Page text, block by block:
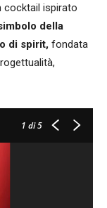
cocktail ispirato
della
di spirit, fondata
1 di 5